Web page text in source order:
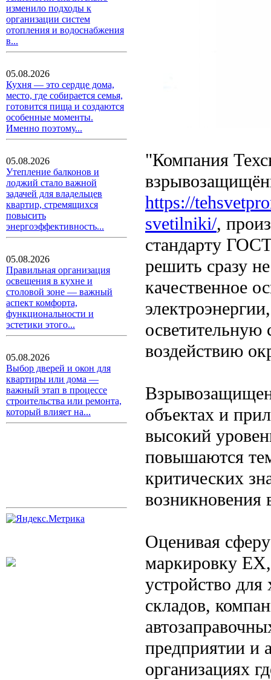
изменило подходы к
организации систем
отопления и водоснабжения
в...
05.08.2026
Кухня — это сердце дома,
место, где собирается семья,
готовится пища и создаются
особенные моменты.
Именно поэтому...
05.08.2026
Утепление балконов и
лоджий стало важной
задачей для владельцев
квартир, стремящихся
повысить
энергоэффективность...
05.08.2026
Правильная организация
освещения в кухне и
столовой зоне — важный
аспект комфорта,
функциональности и
эстетики этого...
05.08.2026
Выбор дверей и окон для
квартиры или дома —
важный этап в процессе
строительства или ремонта,
который влияет на...
"Компания
https://
svetilniki/,
стандарту
решить сразу
качественное
осветительную
воздействию
объектах и
высокий
повышаются
критических
возникновения
Оценивая
маркировку ЕХ,
устройство
складов,
предприятии и
организациях